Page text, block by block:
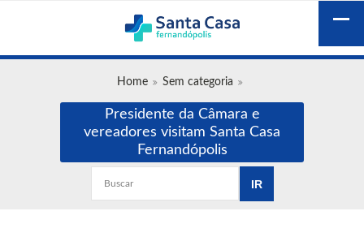
Home Sem categoria
Presidente da Câmara e
vereadores visitam Santa Casa
Fernandópolis